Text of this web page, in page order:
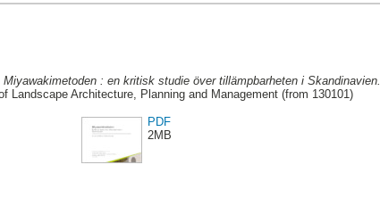
Miyawakimetoden : en kritisk studie över tillämpbarheten i Skandinavien.
Landscape Architecture, Planning and Management (from 130101)
PDF
2MB